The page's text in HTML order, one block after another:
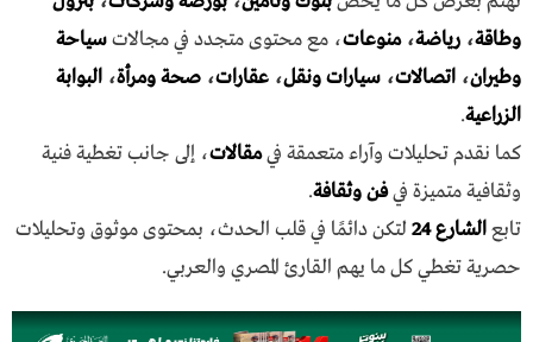
وطاقة، رياضة،منوعات، مع محتوى متجدد في مجالاتسياحة
وطيران، اتصالات، سيارات ونقل، عقارات، صحة ومرأة، البوابة
الزراعية.
كما نقدم تحليلات وآراء متعمقة فيمقالات، إلى جانب تغطية فنية
وثقافية متميزة فيفن وثقافة.
تابعالشارع 24
لتكن دائمًا في قلب الحدث، بمحتوى موثوق وتحليلات
حصرية تغطي كل ما يهم القارئ المصري والعربي.